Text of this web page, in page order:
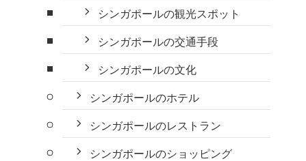
シンガポールの観光スポット
シンガポールの交通手段
シンガポールの文化
シンガポールのホテル
シンガポールのレストラン
シンガポールのショッピング